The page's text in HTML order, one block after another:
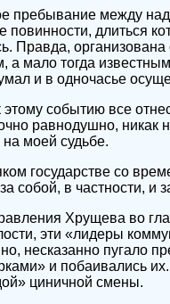
пребывание между
повинности, длиться
Правда,
а мало тогда
и в одночасье
этому событию все
равнодушно, никак
на моей судьбе.
государстве со
собой, в частности, и
Хрущева во
эти «лидеры
несказанно пугало
и побаивались
циничной смены.